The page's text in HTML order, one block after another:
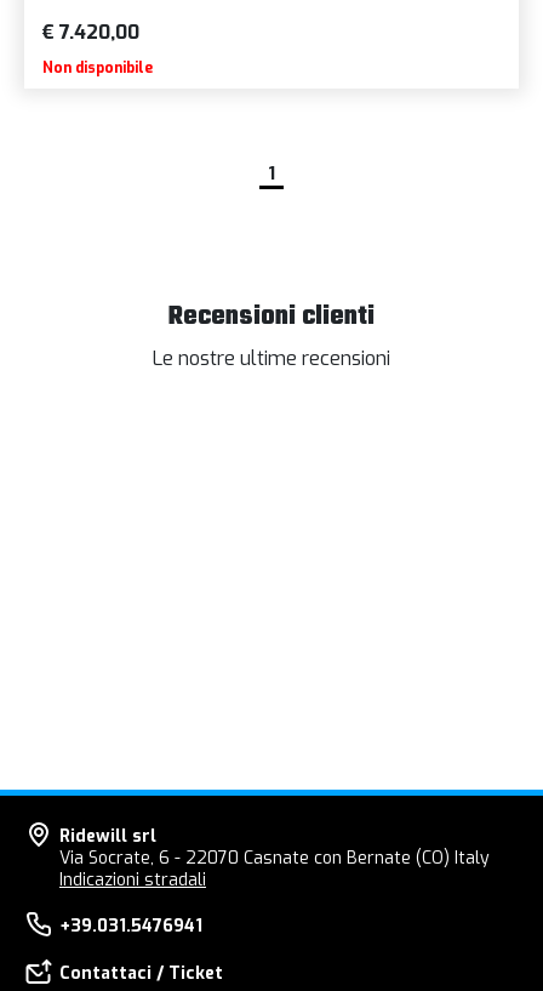
€ 7.420,00
Non disponibile
1
Recensioni clienti
Le nostre ultime recensioni
Ridewill srl
Via Socrate, 6 - 22070 Casnate con Bernate (CO) Italy
Indicazioni stradali
+39.031.5476941
Contattaci / Ticket